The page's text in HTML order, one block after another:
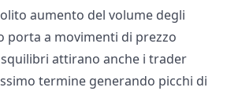
aumento del volume degli
porta a movimenti di prezzo
attirano anche i trader
termine generando picchi di